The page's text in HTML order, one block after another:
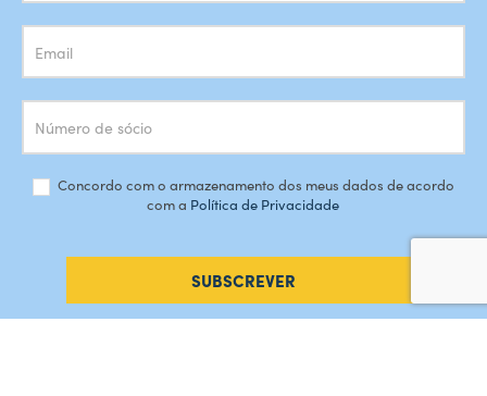
Concordo com o armazenamento dos meus dados de acordo
com a Política de Privacidade
SUBSCREVER